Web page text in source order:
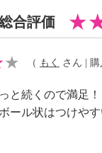
ューム＆カール
。
（レーヨン）、
わりカーリング
合評価
（ もく さん | 購
と続くので満足！
ール状はつけやす